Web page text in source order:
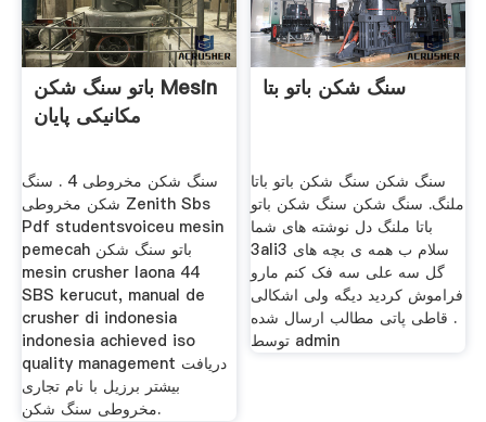
باتو سنگ شکن Mesin
مکانیکی پایان
سنگ شکن مخروطی 4 . سنگ
شکن مخروطی Zenith Sbs
Pdf studentsvoiceu mesin
pemecah باتو سنگ شکن
mesin crusher laona 44
SBS kerucut, manual de
crusher di indonesia
indonesia achieved iso
quality management دریافت
بیشتر برزیل با نام تجاری
مخروطی سنگ شکن.
سنگ شکن باتو بتا
سنگ شکن سنگ شکن باتو باتا
ملنگ. سنگ شکن سنگ شکن باتو
باتا ملنگ دل نوشته های شما
3ali3 سلام ب همه ی بچه های
گل سه علی سه فک کنم مارو
فراموش کردید دیگه ولی اشکالی
. قاطی پاتی مطالب ارسال شده
توسط admin